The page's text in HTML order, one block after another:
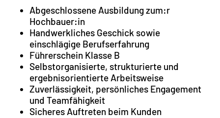
Abgeschlossene Ausbildung zum:r
Hochbauer:in
Handwerkliches Geschick sowie
einschlägige Berufserfahrung
Führerschein Klasse B
Selbstorganisierte, strukturierte und
ergebnisorientierte Arbeitsweise
Zuverlässigkeit, persönliches Engagement
und Teamfähigkeit
Sicheres Auftreten beim Kunden